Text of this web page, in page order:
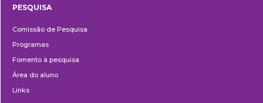
PESQUISA
Comissão de Pesquisa
Programas
Fomento à pesquisa
Área do aluno
Links